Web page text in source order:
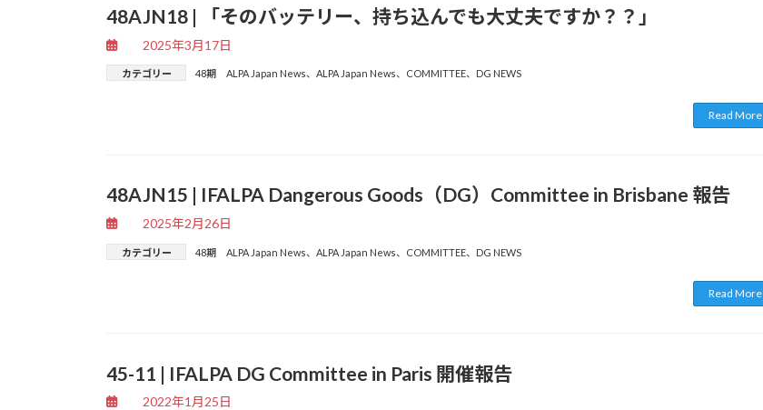
48AJN18 | 「そのバッテリー、持ち込んでも大丈夫ですか？？」
2025年3月17日
カテゴリー 48期 ALPA Japan News、 ALPA Japan News、 COMMITTEE、 DG NEWS
Read More
48AJN15 | IFALPA Dangerous Goods（DG）Committee in Brisbane 報告
2025年2月26日
カテゴリー 48期 ALPA Japan News、 ALPA Japan News、 COMMITTEE、 DG NEWS
Read More
45-11 | IFALPA DG Committee in Paris 開催報告
2022年1月25日